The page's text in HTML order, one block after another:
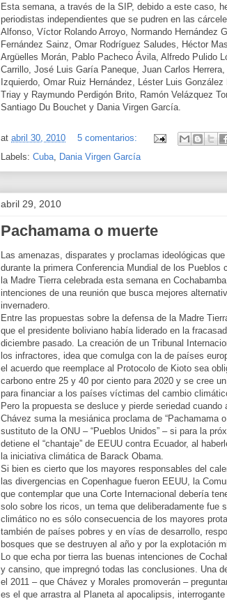
Esta semana, a través de la SIP, debido a este caso,
periodistas independientes que se pudren en las
Alfonso, Víctor Rolando Arroyo, Normando Hernández
Fernández Sainz, Omar Rodríguez Saludes, Héctor
Argüelles Morán, Pablo Pacheco Ávila, Alfredo Pulido
Carrillo, José Luis Garía Paneque, Juan Carlos
Izquierdo, Omar Ruiz Hernández, Léster Luis
Triay y Raymundo Perdigón Brito, Ramón Velázquez
Santiago Du Bouchet y Dania Virgen García.
at abril 30, 2010
5 comentarios:
Labels: Cuba, Dania Virgen García
abril 29, 2010
Pachamama o muerte
Las amenazas, disparates y proclamas ideológicas
durante la primera Conferencia Mundial de los
la Madre Tierra celebrada esta semana en
intenciones de una reunión que busca mejores
invernadero.
Entre las propuestas sobre la defensa de la Madre
que el presidente boliviano había liderado en la
diciembre pasado. La creación de un Tribunal
los infractores, idea que comulga con la de países
el acuerdo que reemplace al Protocolo de Kioto sea
carbono entre 25 y 40 por ciento para 2020 y se cree
para financiar a los países víctimas del cambio
Pero la propuesta se desluce y pierde seriedad
Chávez suma la mesiánica proclama de “Pachamama
sustituto de la ONU – “Pueblos Unidos” – si para la
detiene el “chantaje” de EEUU contra Ecuador, al
la iniciativa climática de Barack Obama.
Si bien es cierto que los mayores responsables del
las divergencias en Copenhague fueron EEUU, la
que contemplar que una Corte Internacional debería
solo sobre los ricos, un tema que deliberadamente fue
climático no es sólo consecuencia de los mayores
también de países pobres y en vías de desarrollo,
bosques que se destruyen al año y por la explotación
Lo que echa por tierra las buenas intenciones de
y cansino, que impregnó todas las conclusiones. Una
el 2011 – que Chávez y Morales promoverán –
es el que arrastra al Planeta al apocalipsis,